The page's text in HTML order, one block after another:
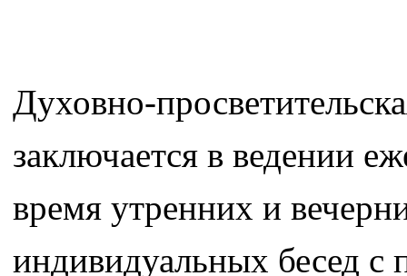
Духовно-
заключается в ведении
время утренних и
индивидуальных бесед с